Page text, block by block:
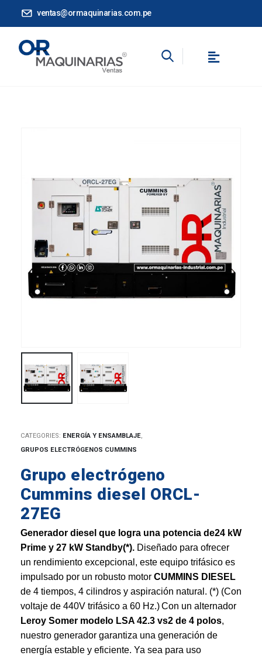
ventas@ormaquinarias.com.pe
CATEGORIES: ENERGÍA Y ENSAMBLAJE,
GRUPOS ELECTRÓGENOS CUMMINS
Grupo electrógeno
Cummins diesel ORCL-
27EG
Generador diesel que logra una potencia de24 kW
Prime y 27 kW Standby(*). Diseñado para ofrecer
un rendimiento excepcional, este equipo trifásico es
impulsado por un robusto motor CUMMINS DIESEL
de 4 tiempos, 4 cilindros y aspiración natural. (*) (Con
voltaje de 440V trifásico a 60 Hz.)Con un alternador
Leroy Somer modelo LSA 42.3 vs2 de 4 polos,
nuestro generador garantiza una generación de
energía estable y eficiente. Ya sea para uso